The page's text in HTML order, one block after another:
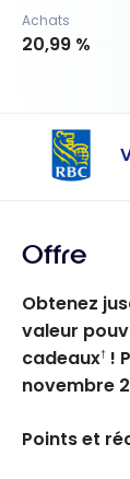
Achats
20,99 %
Offre
Obtenez
valeur
cadeaux† !
novembre
Points et